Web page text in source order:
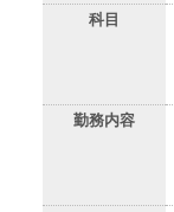
科目
勤務内容